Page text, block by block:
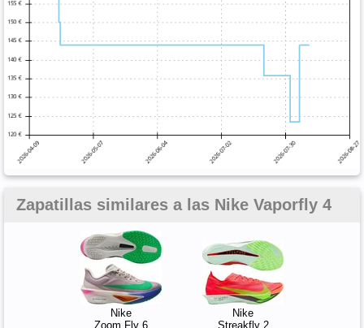
Zapatillas similares a las Nike Vaporfly 4
Nike
Zoom Fly 6
Nike
Streakfly 2